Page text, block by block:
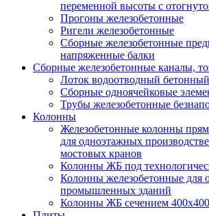
переменной высоты с
Прогоны железобетонные
Ригели железобетонные
Сборные железобетонные
напряженные балки
Сборные железобетонные каналы,
Лоток водоотводный бетонный
Сборные одноячейковые
Трубы железобетонные
Колонны
Железобетонные колонны
для одноэтажных
мостовых кранов
Колонны ЖБ под
Колонны железобетонные для
промышленных зданий
Колонны ЖБ сечением 400х400